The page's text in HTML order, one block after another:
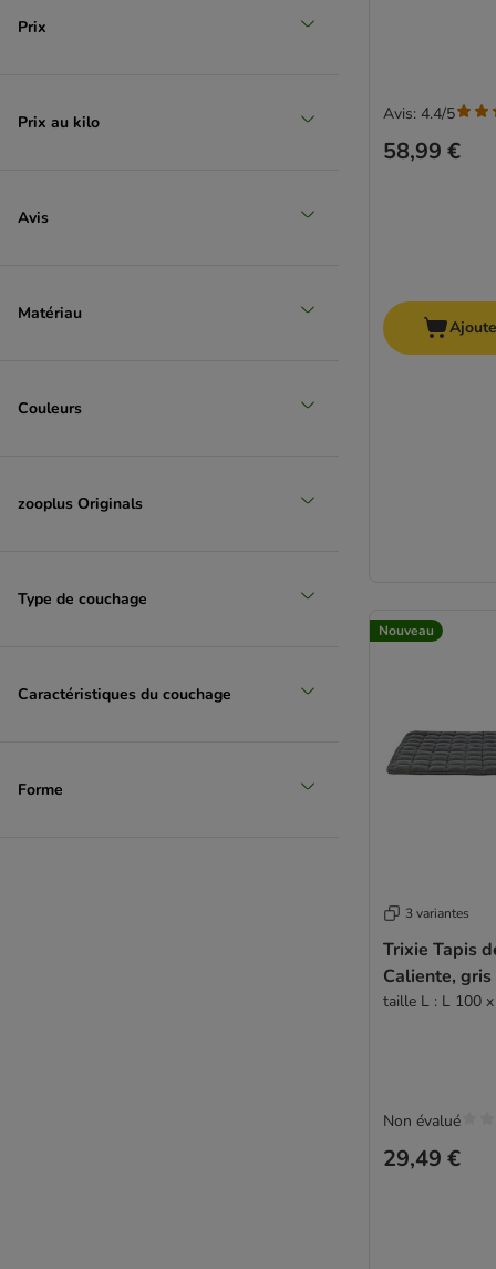
Prix
Prix au kilo
Avis
Matériau
Couleurs
zooplus Originals
Type de couchage
Caractéristiques du couchage
Forme
58,99 €
Avis: 4.4/5
Nouveau
3 variantes
Trixie Tapis
Caliente, gris
taille L : L 100
29,49 €
Non évalué